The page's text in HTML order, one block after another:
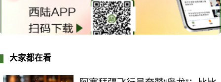
大家都在看